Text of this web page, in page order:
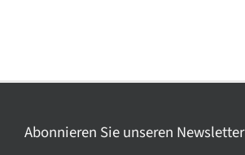
auf.
Optionen
Abonnieren Sie unseren Newsletter